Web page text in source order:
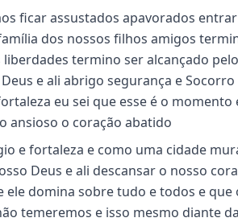
ficar assustados apavorados
dos nossos filhos amigos
termino ser alcançado
e ali abrigo segurança e
eu sei que esse é o
ansioso o coração abatido
e fortaleza e como uma cidade
Deus e ali descansar o nosso
domina sobre tudo e todos e
temeremos e isso mesmo diante